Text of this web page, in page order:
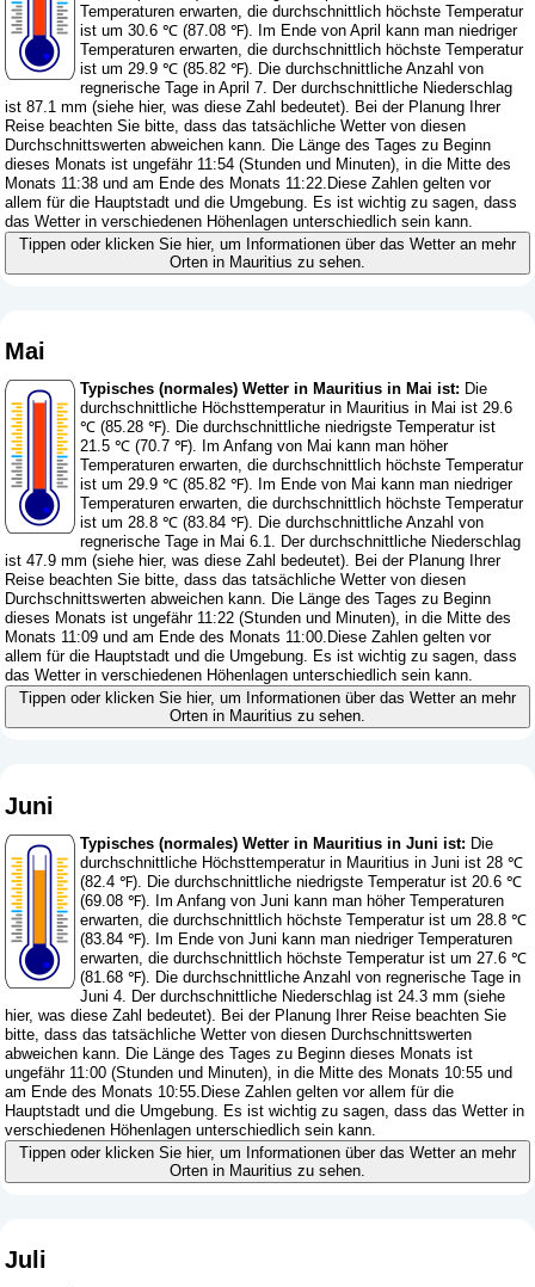
Temperaturen erwarten, die durchschnittlich höchste Temperatur
ist um 30.6 ℃ (87.08 ℉). Im Ende von April kann man niedriger
Temperaturen erwarten, die durchschnittlich höchste Temperatur
ist um 29.9 ℃ (85.82 ℉). Die durchschnittliche Anzahl von
regnerische Tage in April 7. Der durchschnittliche Niederschlag
ist 87.1 mm (siehe hier, was diese Zahl bedeutet). Bei der Planung Ihrer
Reise beachten Sie bitte, dass das tatsächliche Wetter von diesen
Durchschnittswerten abweichen kann. Die Länge des Tages zu Beginn
dieses Monats ist ungefähr 11:54 (Stunden und Minuten), in die Mitte des
Monats 11:38 und am Ende des Monats 11:22.Diese Zahlen gelten vor
allem für die Hauptstadt und die Umgebung. Es ist wichtig zu sagen, dass
das Wetter in verschiedenen Höhenlagen unterschiedlich sein kann.
Tippen oder klicken Sie hier, um Informationen über das Wetter an mehr
Orten in Mauritius zu sehen.
Mai
Typisches (normales) Wetter in Mauritius in Mai ist: Die
durchschnittliche Höchsttemperatur in Mauritius in Mai ist 29.6
℃ (85.28 ℉). Die durchschnittliche niedrigste Temperatur ist
21.5 ℃ (70.7 ℉). Im Anfang von Mai kann man höher
Temperaturen erwarten, die durchschnittlich höchste Temperatur
ist um 29.9 ℃ (85.82 ℉). Im Ende von Mai kann man niedriger
Temperaturen erwarten, die durchschnittlich höchste Temperatur
ist um 28.8 ℃ (83.84 ℉). Die durchschnittliche Anzahl von
regnerische Tage in Mai 6.1. Der durchschnittliche Niederschlag
ist 47.9 mm (siehe hier, was diese Zahl bedeutet). Bei der Planung Ihrer
Reise beachten Sie bitte, dass das tatsächliche Wetter von diesen
Durchschnittswerten abweichen kann. Die Länge des Tages zu Beginn
dieses Monats ist ungefähr 11:22 (Stunden und Minuten), in die Mitte des
Monats 11:09 und am Ende des Monats 11:00.Diese Zahlen gelten vor
allem für die Hauptstadt und die Umgebung. Es ist wichtig zu sagen, dass
das Wetter in verschiedenen Höhenlagen unterschiedlich sein kann.
Tippen oder klicken Sie hier, um Informationen über das Wetter an mehr
Orten in Mauritius zu sehen.
Juni
Typisches (normales) Wetter in Mauritius in Juni ist: Die
durchschnittliche Höchsttemperatur in Mauritius in Juni ist 28 ℃
(82.4 ℉). Die durchschnittliche niedrigste Temperatur ist 20.6 ℃
(69.08 ℉). Im Anfang von Juni kann man höher Temperaturen
erwarten, die durchschnittlich höchste Temperatur ist um 28.8 ℃
(83.84 ℉). Im Ende von Juni kann man niedriger Temperaturen
erwarten, die durchschnittlich höchste Temperatur ist um 27.6 ℃
(81.68 ℉). Die durchschnittliche Anzahl von regnerische Tage in
Juni 4. Der durchschnittliche Niederschlag ist 24.3 mm (siehe
hier, was diese Zahl bedeutet). Bei der Planung Ihrer Reise beachten Sie
bitte, dass das tatsächliche Wetter von diesen Durchschnittswerten
abweichen kann. Die Länge des Tages zu Beginn dieses Monats ist
ungefähr 11:00 (Stunden und Minuten), in die Mitte des Monats 10:55 und
am Ende des Monats 10:55.Diese Zahlen gelten vor allem für die
Hauptstadt und die Umgebung. Es ist wichtig zu sagen, dass das Wetter in
verschiedenen Höhenlagen unterschiedlich sein kann.
Tippen oder klicken Sie hier, um Informationen über das Wetter an mehr
Orten in Mauritius zu sehen.
Juli